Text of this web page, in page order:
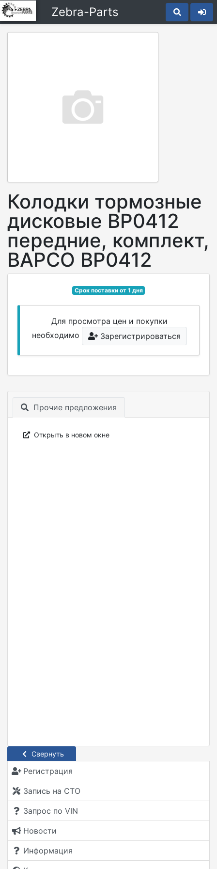
Zebra-Parts
Свернуть
Регистрация
Запись на СТО
Запрос по VIN
Новости
Информация
Колодки тормозные
дисковые BP0412
передние, комплект,
BAPCO BP0412
Срок поставки от 1 дня
Для просмотра цен и покупки
необходимо
Зарегистрироваться
Прочие предложения
Открыть в новом окне